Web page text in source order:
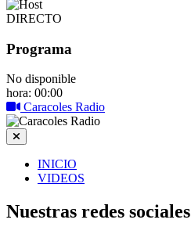
DIRECTO
Programa
No disponible
hora: 00:00
Caracoles Radio
INICIO
VIDEOS
Nuestras redes sociales